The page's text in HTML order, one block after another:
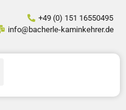
+49 (0) 151 16550495
info@bacherle-kaminkehrer.de